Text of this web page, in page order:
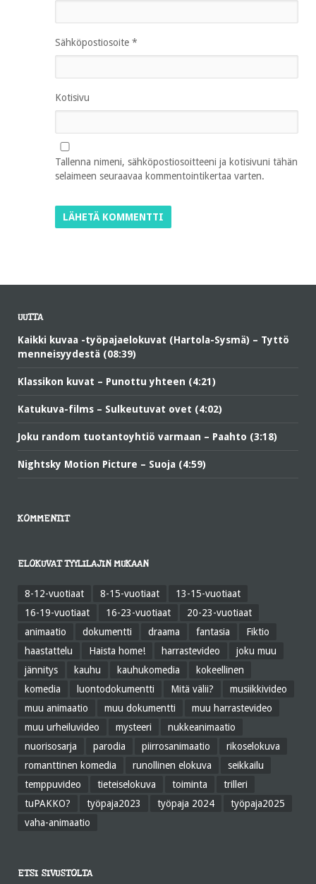
Sähköpostiosoite *
Kotisivu
Tallenna nimeni, sähköpostiosoitteeni ja kotisivuni tähän
selaimeen seuraavaa kommentointikertaa varten.
UUTTA
Kaikki kuvaa -työpajaelokuvat (Hartola-Sysmä) – Tyttö
menneisyydestä (08:39)
Klassikon kuvat – Punottu yhteen (4:21)
Katukuva-films – Sulkeutuvat ovet (4:02)
Joku random tuotantoyhtiö varmaan – Paahto (3:18)
Nightsky Motion Picture – Suoja (4:59)
KOMMENTIT
ELOKUVAT TYYLILAJIN MUKAAN
8-12-vuotiaat 8-15-vuotiaat
13-15-vuotiaat
16-19-vuotiaat
16-23-vuotiaat
20-23-vuotiaat
animaatio
dokumentti draama fantasia
Fiktio
haastattelu
Haista home! harrastevideo
joku muu
jännitys
kauhu kauhukomedia
kokeellinen
komedia
luontodokumentti Mitä välii?
musiikkivideo
muu animaatio
muu dokumentti
muu harrastevideo
muu urheiluvideo
mysteeri
nukkeanimaatio
nuorisosarja
parodia piirrosanimaatio
rikoselokuva
romanttinen komedia
runollinen elokuva
seikkailu
temppuvideo
tieteiselokuva toiminta
trilleri
tuPAKKO?
työpaja2023 työpaja 2024
työpaja2025
vaha-animaatio
ETSI SIVUSTOLTA